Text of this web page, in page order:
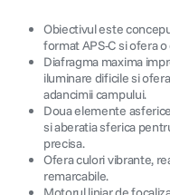
Obiectivul este
format APS-C si ofera
Diafragma maxima
iluminare dificile si
adancimii campului.
Doua elemente
si aberatia sferica
precisa.
Ofera culori vibrante,
remarcabile.